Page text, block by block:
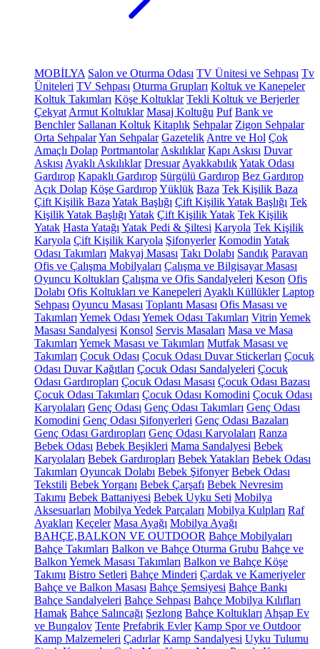
MOBİLYA Salon ve Oturma Odası TV Ünitesi ve Sehpası Tv
Üniteleri TV Sehpası Oturma Grupları Koltuk ve Kanepeler
Koltuk Takımları Köşe Koltuklar Tekli Koltuk ve Berjerler
Çekyat Armut Koltuklar Masaj Koltuğu Puf Bank ve
Benchler Sallanan Koltuk Kitaplık Sehpalar Zigon Sehpalar
Orta SehpalarYan Sehpalar Gazetelik Antre ve Hol Çok
Amaçlı Dolap Portmantolar Askılıklar Kapı Askısı Duvar
Askısı Ayaklı Askılıklar Dresuar AyakkabılıkYatak Odası
Gardırop Kapaklı Gardırop Sürgülü Gardırop Bez Gardırop
Açık Dolap Köşe GardıropYüklük Baza Tek Kişilik Baza
Çift Kişilik Baza Yatak Başlığı Çift Kişilik Yatak Başlığı Tek
Kişilik Yatak Başlığı Yatak Çift Kişilik Yatak Tek Kişilik
Yatak Hasta Yatağı Yatak Pedi & Şiltesi Karyola Tek Kişilik
Karyola Çift Kişilik Karyola Şifonyerler Komodin Yatak
Odası Takımları Makyaj Masası Takı Dolabı Sandık Paravan
Ofis ve Çalışma Mobilyaları Çalışma ve Bilgisayar Masası
Oyuncu Koltukları Çalışma ve Ofis Sandalyeleri Keson Ofis
Dolabı Ofis Koltukları ve Kanepeleri Ayaklı Küllükler Laptop
Sehpası Oyuncu Masası Toplantı Masası Ofis Masası ve
Takımları Yemek Odası Yemek Odası Takımları Vitrin Yemek
Masası Sandalyesi Konsol Servis Masaları Masa ve Masa
Takımları Yemek Masası ve Takımları Mutfak Masası ve
Takımları Çocuk Odası Çocuk Odası Duvar Stickerları Çocuk
Odası Duvar Kağıtları Çocuk Odası Sandalyeleri Çocuk
Odası Gardıropları Çocuk Odası Masası Çocuk Odası Bazası
Çocuk Odası Takımları Çocuk Odası Komodini Çocuk Odası
Karyolaları Genç Odası Genç Odası Takımları Genç Odası
Komodini Genç Odası Şifonyerleri Genç Odası Bazaları
Genç Odası Gardıropları Genç Odası Karyolaları Ranza
Bebek Odası Bebek Beşikleri Mama Sandalyesi Bebek
Karyolaları Bebek Gardıropları Bebek Yatakları Bebek Odası
Takımları Oyuncak Dolabı Bebek Şifonyer Bebek Odası
Tekstili Bebek Yorganı Bebek Çarşafı Bebek Nevresim
Takımı Bebek Battaniyesi Bebek Uyku Seti Mobilya
Aksesuarları Mobilya Yedek Parçaları Mobilya Kulpları Raf
Ayakları Keçeler Masa Ayağı Mobilya Ayağı
BAHÇE,BALKON VE OUTDOOR Bahçe Mobilyaları
Bahçe Takımları Balkon ve Bahçe Oturma Grubu Bahçe ve
Balkon Yemek Masası Takımları Balkon ve Bahçe Köşe
Takımı Bistro Setleri Bahçe Minderi Çardak ve Kameriyeler
Bahçe ve Balkon Masası Bahçe Şemsiyesi Bahçe Bankı
Bahçe Sandalyeleri Bahçe Sehpası Bahçe Mobilya Kılıfları
Hamak Bahçe Salıncağı Şezlong Bahçe Koltukları Ahşap Ev
ve Bungalov Tente Prefabrik Evler Kamp Spor ve Outdoor
Kamp Malzemeleri Çadırlar Kamp Sandalyesi Uyku Tulumu